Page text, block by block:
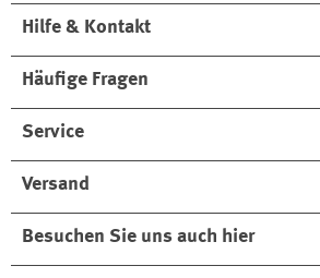
Hilfe & Kontakt
Häufige Fragen
Service
Versand
Besuchen Sie uns auch hier